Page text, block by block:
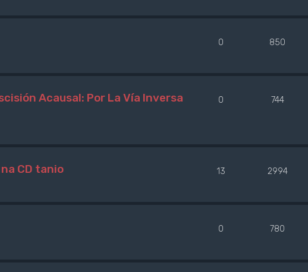
0 850
Acausal: Por La Vía Inversa
0 744
CD tanio 13 2994
0 780